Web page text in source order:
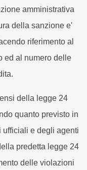
amministrativa
della sanzione e'
riferimento al
ed al numero delle
della legge 24
quanto previsto in
ufficiali e degli agenti
predetta legge 24
delle violazioni